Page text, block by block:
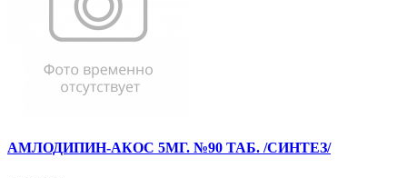
АМЛОДИПИН-АКОС 5МГ. №90 ТАБ. /СИНТЕЗ/